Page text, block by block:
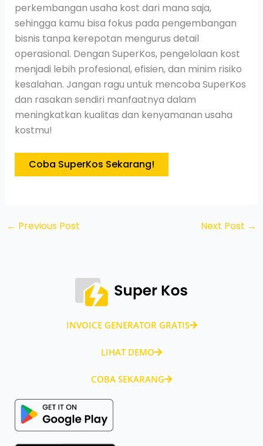
perkembangan usaha kost dari mana saja,
sehingga kamu bisa fokus pada pengembangan
bisnis tanpa kerepotan mengurus detail
operasional. Dengan SuperKos, pengelolaan kost
menjadi lebih profesional, efisien, dan minim risiko
kesalahan. Jangan ragu untuk mencoba SuperKos
dan rasakan sendiri manfaatnya dalam
meningkatkan kualitas dan kenyamanan usaha
kostmu!
Coba SuperKos Sekarang!
← Previous Post Next Post →
INVOICE GENERATOR GRATIS
LIHAT DEMO
COBA SEKARANG